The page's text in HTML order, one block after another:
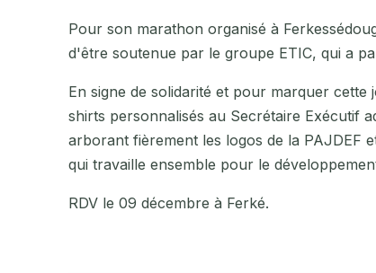
Pour son marathon organisé à
d'être soutenue par le groupe ETIC, qui a
En signe de solidarité et pour marquer
shirts personnalisés au Secrétaire Exécutif
arborant fièrement les logos de la PAJDEF
qui travaille ensemble pour le
RDV le 09 décembre à Ferké.